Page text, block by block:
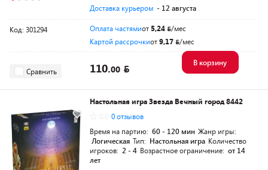
Доставка курьером - 12 августа
Код: 301294 Оплата частямиот 5,24
/мес
Картой рассрочкиот9,17 /мес
Сравнить 110.00
В корзину
Настольная игра Звезда Вечный город 8442
0 отзывов
Время на партию: 60 - 120 мин Жанр игры:
Логическая Тип: Настольная игра Количество
игроков: 2 - 4 Возрастное ограничение: от 14
лет